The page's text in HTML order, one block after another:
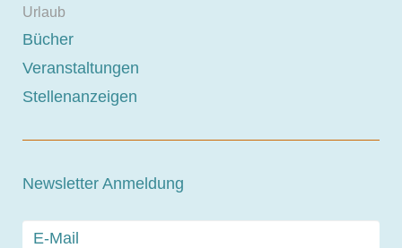
Urlaub
Bücher
Veranstaltungen
Stellenanzeigen
Newsletter Anmeldung